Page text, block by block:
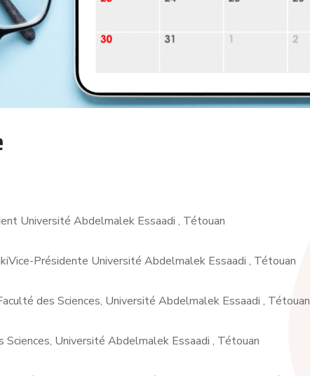
Université Abdelmalek Essaadi , Tétouan
Vice-Présidente Université Abdelmalek Essaadi , Tétouan
des Sciences, Université Abdelmalek Essaadi , Tétouan
Sciences, Université Abdelmalek Essaadi , Tétouan